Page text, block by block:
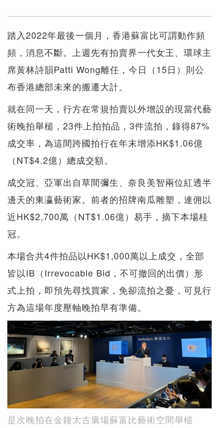
踏入2022年最後一個月，香港蘇富比可謂動作頻
頻，消息不斷。上週先有拍賣界一代女王、環球主
席黃林詩韻Patti Wong離任，今日（15日）則公
布香港總部未來的搬遷大計。
就在同一天，行方在常規拍賣以外增設的現當代藝
術晚拍舉槌，23件上拍拍品，3件流拍，錄得87%
成交率，為這間跨國拍行在年末增添HK$1.06億
（NT$4.2億）總成交額。
成交冠、亞軍出自草間彌生、奈良美智兩位紅透半
邊天的東瀛藝術家。前者的招牌南瓜雕塑，連佣以
近HK$2,700萬（NT$1.06億）易手，摘下本場桂
冠。
本場合共4件拍品以HK$1,000萬以上成交，全部
皆以IB（Irrevocable Bid，不可撤回的出價）形
式上拍，即預先尋找買家，免卻流拍之憂，可見行
方為這場年度壓軸晚拍早有準備。
是次晚拍在金鐘太古廣場蘇富比藝術空間舉槌